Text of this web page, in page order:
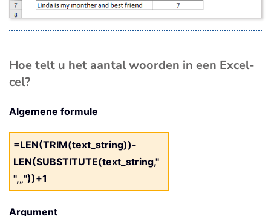
Hoe telt u het aantal woorden in een Excel-
cel?
Algemene formule
=LEN(TRIM(text_string))-
LEN(SUBSTITUTE(text_string,"
",„"))+1
Argument